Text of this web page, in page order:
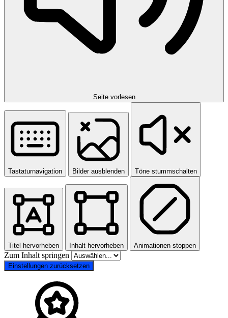
Seite vorlesen
Tastaturnavigation Bilder ausblenden Töne stummschalten
Titel hervorheben Inhalt hervorheben Animationen stoppen
Zum Inhalt springen
Einstellungen zurücksetzen